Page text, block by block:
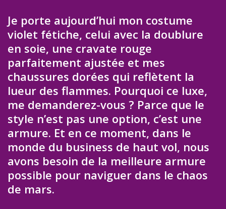
Je porte aujourd’hui mon costume
violet fétiche, celui avec la doublure
en soie, une cravate rouge
parfaitement ajustée et mes
chaussures dorées qui reflètent la
lueur des flammes. Pourquoi ce luxe,
me demanderez-vous ? Parce que le
style n’est pas une option, c’est une
armure. Et en ce moment, dans le
monde du business de haut vol, nous
avons besoin de la meilleure armure
possible pour naviguer dans le chaos
de mars.